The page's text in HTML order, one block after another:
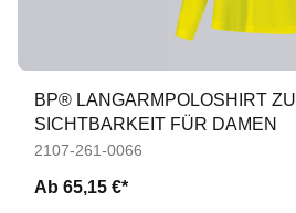
BP® LANGARMPOLOSHIRT
SICHTBARKEIT FÜR DAMEN
2107-261-0066
Ab 65,15 €*